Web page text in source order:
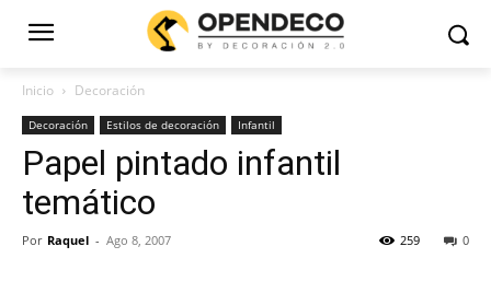
Inicio Decoración
Decoración Estilos de decoración Infantil
Papel pintado infantil
temático
Por Raquel - Ago 8, 2007 0
259